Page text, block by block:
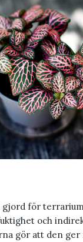
gjord för
och
gör att den